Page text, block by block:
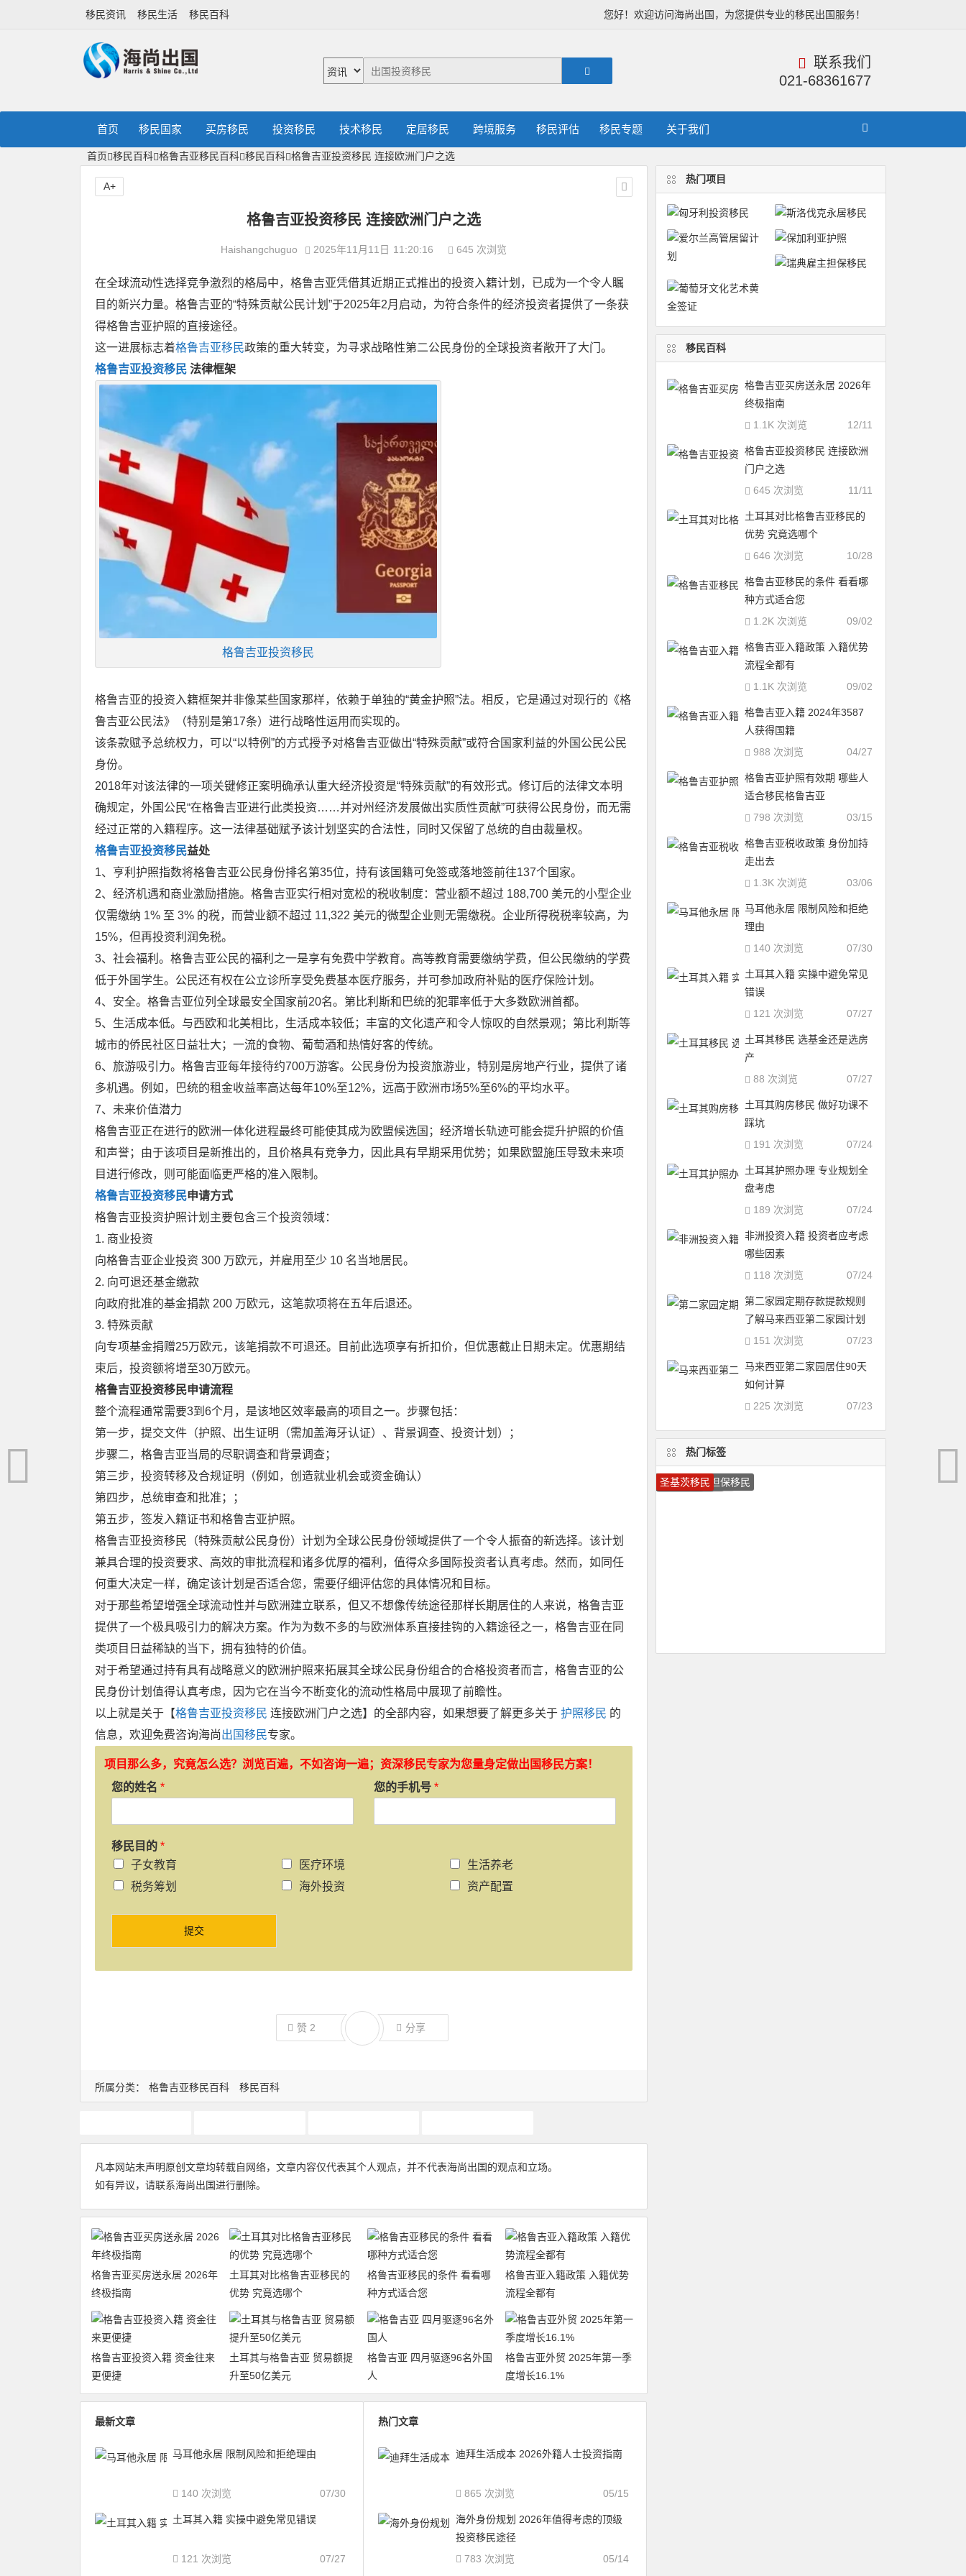
您好！欢迎访问海尚出国，为您提供专业的移民出国服务！
移民资讯 移民生活 移民百科
联系我们
021-68361677
首页 移民国家 买房移民 投资移民 技术移民 定居移民 跨境服务 移民评估 移民专题 关于我们
首页 移民百科 格鲁吉亚移民百科 移民百科 格鲁吉亚投资移民 连接欧洲门户之选
格鲁吉亚投资移民 连接欧洲门户之选
Haishangchuguo 2025年11月11日 11:20:16 645 次浏览
在全球流动性选择竞争激烈的格局中，格鲁吉亚凭借其近期正式推出的投资入籍计划，已成为一个令人瞩
目的新兴力量。格鲁吉亚的“特殊贡献公民计划”于2025年2月启动，为符合条件的经济投资者提供了一条获
得格鲁吉亚护照的直接途径。
这一进展标志着格鲁吉亚移民政策的重大转变，为寻求战略性第二公民身份的全球投资者敞开了大门。
格鲁吉亚投资移民 法律框架
格鲁吉亚投资移民
格鲁吉亚的投资入籍框架并非像某些国家那样，依赖于单独的“黄金护照”法。相反，它是通过对现行的《格
鲁吉亚公民法》（特别是第17条）进行战略性运用而实现的。
该条款赋予总统权力，可以“以特例”的方式授予对格鲁吉亚做出“特殊贡献”或符合国家利益的外国公民公民
身份。
2018年对该法律的一项关键修正案明确承认重大经济投资是“特殊贡献”的有效形式。修订后的法律文本明
确规定，外国公民“在格鲁吉亚进行此类投资……并对州经济发展做出实质性贡献”可获得公民身份，而无需
经过正常的入籍程序。这一法律基础赋予该计划坚实的合法性，同时又保留了总统的自由裁量权。
格鲁吉亚投资移民益处
1、亨利护照指数将格鲁吉亚公民身份排名第35位，持有该国籍可免签或落地签前往137个国家。
2、经济机遇和商业激励措施。格鲁吉亚实行相对宽松的税收制度：营业额不超过 188,700 美元的小型企业
仅需缴纳 1% 至 3% 的税，而营业额不超过 11,322 美元的微型企业则无需缴税。企业所得税税率较高，为
15%，但再投资利润免税。
3、社会福利。格鲁吉亚公民的福利之一是享有免费中学教育。高等教育需要缴纳学费，但公民缴纳的学费
低于外国学生。公民还有权在公立诊所享受免费基本医疗服务，并可参加政府补贴的医疗保险计划。
4、安全。格鲁吉亚位列全球最安全国家前20名。第比利斯和巴统的犯罪率低于大多数欧洲首都。
5、生活成本低。与西欧和北美相比，生活成本较低；丰富的文化遗产和令人惊叹的自然景观；第比利斯等
城市的侨民社区日益壮大；一流的食物、葡萄酒和热情好客的传统。
6、旅游吸引力。格鲁吉亚每年接待约700万游客。公民身份为投资旅游业，特别是房地产行业，提供了诸
多机遇。例如，巴统的租金收益率高达每年10%至12%，远高于欧洲市场5%至6%的平均水平。
7、未来价值潜力
格鲁吉亚正在进行的欧洲一体化进程最终可能使其成为欧盟候选国；经济增长轨迹可能会提升护照的价值
和声誉；由于该项目是新推出的，且价格具有竞争力，因此具有早期采用优势；如果欧盟施压导致未来项
目进行修改，则可能面临更严格的准入限制。
格鲁吉亚投资移民申请方式
格鲁吉亚投资护照计划主要包含三个投资领域：
1. 商业投资
向格鲁吉亚企业投资 300 万欧元，并雇用至少 10 名当地居民。
2. 向可退还基金缴款
向政府批准的基金捐款 200 万欧元，这笔款项将在五年后退还。
3. 特殊贡献
向专项基金捐赠25万欧元，该笔捐款不可退还。目前此选项享有折扣价，但优惠截止日期未定。优惠期结
束后，投资额将增至30万欧元。
格鲁吉亚投资移民申请流程
整个流程通常需要3到6个月，是该地区效率最高的项目之一。步骤包括：
第一步，提交文件（护照、出生证明（需加盖海牙认证）、背景调查、投资计划）；
步骤二，格鲁吉亚当局的尽职调查和背景调查；
第三步，投资转移及合规证明（例如，创造就业机会或资金确认）
第四步，总统审查和批准；；
第五步，签发入籍证书和格鲁吉亚护照。
格鲁吉亚投资移民（特殊贡献公民身份）计划为全球公民身份领域提供了一个令人振奋的新选择。该计划
兼具合理的投资要求、高效的审批流程和诸多优厚的福利，值得众多国际投资者认真考虑。然而，如同任
何重大决定一样，确定该计划是否适合您，需要仔细评估您的具体情况和目标。
对于那些希望增强全球流动性并与欧洲建立联系，但又不想像传统途径那样长期居住的人来说，格鲁吉亚
提供了一个极具吸引力的解决方案。作为为数不多的与欧洲体系直接挂钩的入籍途径之一，格鲁吉亚在同
类项目日益稀缺的当下，拥有独特的价值。
对于希望通过持有具有战略意义的欧洲护照来拓展其全球公民身份组合的合格投资者而言，格鲁吉亚的公
民身份计划值得认真考虑，因为它在当今不断变化的流动性格局中展现了前瞻性。
以上就是关于【格鲁吉亚投资移民 连接欧洲门户之选】的全部内容，如果想要了解更多关于 护照移民 的
信息，欢迎免费咨询海尚出国移民专家。
项目那么多，究竟怎么选？浏览百遍，不如咨询一遍；资深移民专家为您量身定做出国移民方案！
您的姓名 * 您的手机号 *
移民目的 *
子女教育
医疗环境
生活养老
税务筹划
海外投资 资产配置
提交
赞 2 分享
A+
所属分类： 格鲁吉亚移民百科 移民百科
凡本网站未声明原创文章均转载自网络，文章内容仅代表其个人观点，并不代表海尚出国的观点和立场。
如有异议，请联系海尚出国进行删除。
格鲁吉亚买房送永居 2026年
终极指南
土耳其对比格鲁吉亚移民的
优势 究竟选哪个
格鲁吉亚移民的条件 看看哪
种方式适合您
格鲁吉亚入籍政策 入籍优势
流程全都有
格鲁吉亚投资入籍 资金往来
更便捷
土耳其与格鲁吉亚 贸易额提
升至50亿美元
格鲁吉亚 四月驱逐96名外国
人
格鲁吉亚外贸 2025年第一季
度增长16.1%
最新文章
马耳他永居 限制风险和拒绝理由
07/30
140 次浏览
土耳其入籍 实操中避免常见错误
07/27
121 次浏览
热门文章
迪拜生活成本 2026外籍人士投资指南
05/15
865 次浏览
海外身份规划 2026年值得考虑的顶级
投资移民途径
05/14
783 次浏览
热门项目
移民百科
格鲁吉亚买房送永居 2026年
终极指南
12/11
1.1K 次浏览
格鲁吉亚投资移民 连接欧洲
门户之选
11/11
645 次浏览
土耳其对比格鲁吉亚移民的
优势 究竟选哪个
10/28
646 次浏览
格鲁吉亚移民的条件 看看哪
种方式适合您
09/02
1.2K 次浏览
格鲁吉亚入籍政策 入籍优势
流程全都有
09/02
1.1K 次浏览
格鲁吉亚入籍 2024年3587
人获得国籍
04/27
988 次浏览
格鲁吉亚护照有效期 哪些人
适合移民格鲁吉亚
03/15
798 次浏览
格鲁吉亚税收政策 身份加持
走出去
03/06
1.3K 次浏览
马耳他永居 限制风险和拒绝
理由
07/30
140 次浏览
土耳其入籍 实操中避免常见
错误
07/27
121 次浏览
土耳其移民 选基金还是选房
产
07/27
88 次浏览
土耳其购房移民 做好功课不
踩坑
07/24
191 次浏览
土耳其护照办理 专业规划全
盘考虑
07/24
189 次浏览
非洲投资入籍 投资者应考虑
哪些因素
07/24
118 次浏览
第二家园定期存款提款规则
了解马来西亚第二家园计划
07/23
151 次浏览
马来西亚第二家园居住90天
如何计算
07/23
225 次浏览
热门标签
瓦努阿图移民
加拿大技术移民
移民葡萄牙
移民加拿大
葡萄牙投资移民
马耳他护照
圣基茨护照
圣卢西亚移民
葡萄牙移民
希腊移民
加拿大移民
美国移民
马耳他移民
瓦努阿图护照
移民希腊
希腊投资移民
多米尼克护照
圣卢西亚护照
加拿大雇主担保移民
圣基茨移民